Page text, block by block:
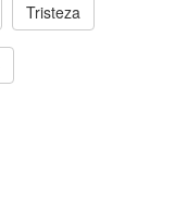
Tristeza